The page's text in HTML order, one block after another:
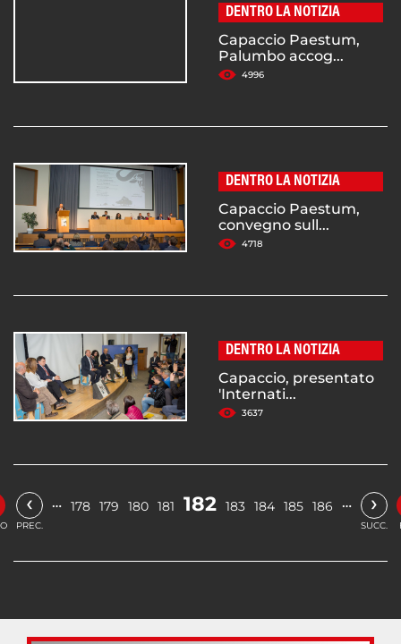
DENTRO LA NOTIZIA
Capaccio Paestum,
Palumbo accog...
4996
DENTRO LA NOTIZIA
Capaccio Paestum,
convegno sull...
4718
DENTRO LA NOTIZIA
Capaccio, presentato
'Internati...
3637
‹
PREC.
… 178 179 180 181 182 183 184 185 186 … ›
SUCC.